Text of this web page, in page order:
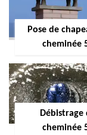
Pose de
cheminée
Débistrage
cheminée